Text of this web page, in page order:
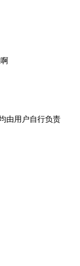
由用户自行负责